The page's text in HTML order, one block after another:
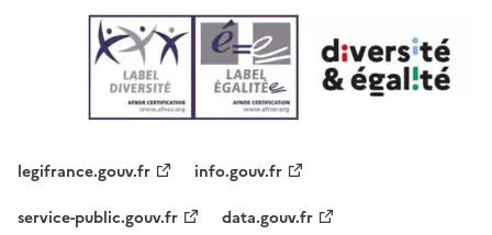
legifrance.gouv.fr
info.gouv.fr
service-public.gouv.fr
data.gouv.fr